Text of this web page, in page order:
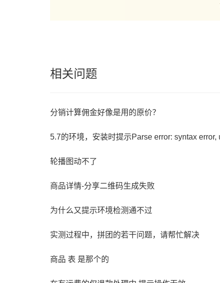
相关问题
分销计算佣金好像是用的原价？
轮播图动不了
商品详情-分享二维码生成失败
为什么又提示环境检测通不过
实测过程中，拼团的若干问题，请帮忙解决
商品 表 是那个的